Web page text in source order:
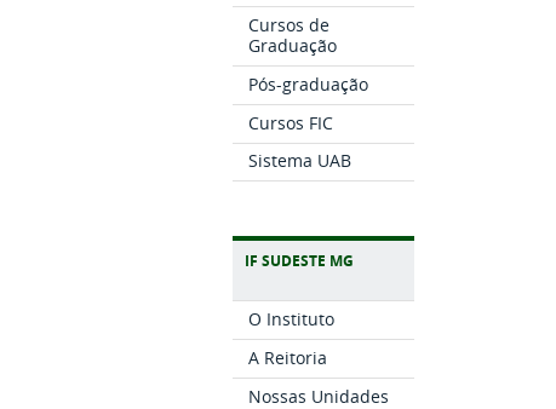
Cursos de
Graduação
Pós-graduação
Cursos FIC
Sistema UAB
IF SUDESTE MG
O Instituto
A Reitoria
Nossas Unidades